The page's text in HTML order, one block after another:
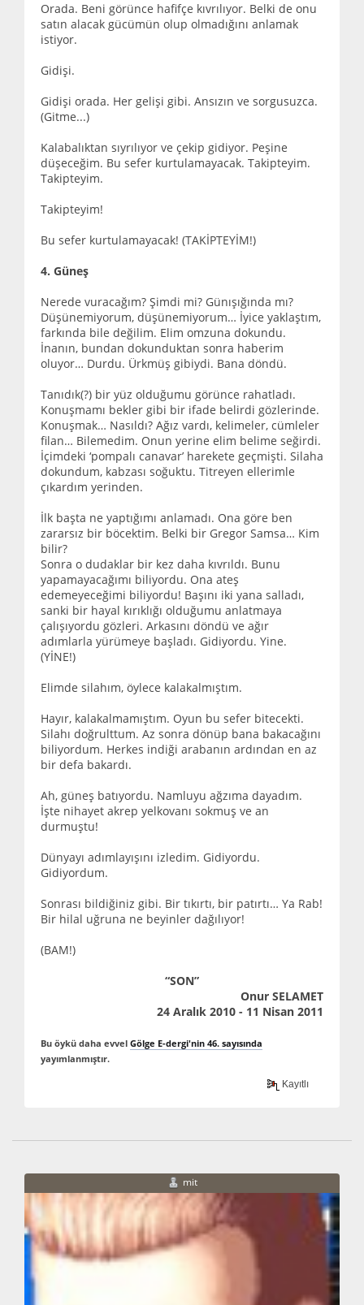
Orada. Beni görünce hafifçe kıvrılıyor. Belki de onu
satın alacak gücümün olup olmadığını anlamak
istiyor.
Gidişi.
Gidişi orada. Her gelişi gibi. Ansızın ve sorgusuzca.
(Gitme...)
Kalabalıktan sıyrılıyor ve çekip gidiyor. Peşine
düşeceğim. Bu sefer kurtulamayacak. Takipteyim.
Takipteyim.
Takipteyim!
Bu sefer kurtulamayacak! (TAKİPTEYİM!)
4. Güneş
Nerede vuracağım? Şimdi mi? Günışığında mı?
Düşünemiyorum, düşünemiyorum… İyice yaklaştım,
farkında bile değilim. Elim omzuna dokundu.
İnanın, bundan dokunduktan sonra haberim
oluyor… Durdu. Ürkmüş gibiydi. Bana döndü.
Tanıdık(?) bir yüz olduğumu görünce rahatladı.
Konuşmamı bekler gibi bir ifade belirdi gözlerinde.
Konuşmak… Nasıldı? Ağız vardı, kelimeler, cümleler
filan… Bilemedim. Onun yerine elim belime seğirdi.
İçimdeki ‘pompalı canavar’ harekete geçmişti. Silaha
dokundum, kabzası soğuktu. Titreyen ellerimle
çıkardım yerinden.
İlk başta ne yaptığımı anlamadı. Ona göre ben
zararsız bir böcektim. Belki bir Gregor Samsa… Kim
bilir?
Sonra o dudaklar bir kez daha kıvrıldı. Bunu
yapamayacağımı biliyordu. Ona ateş
edemeyeceğimi biliyordu! Başını iki yana salladı,
sanki bir hayal kırıklığı olduğumu anlatmaya
çalışıyordu gözleri. Arkasını döndü ve ağır
adımlarla yürümeye başladı. Gidiyordu. Yine.
(YİNE!)
Elimde silahım, öylece kalakalmıştım.
Hayır, kalakalmamıştım. Oyun bu sefer bitecekti.
Silahı doğrulttum. Az sonra dönüp bana bakacağını
biliyordum. Herkes indiği arabanın ardından en az
bir defa bakardı.
Ah, güneş batıyordu. Namluyu ağzıma dayadım.
İşte nihayet akrep yelkovanı sokmuş ve an
durmuştu!
Dünyayı adımlayışını izledim. Gidiyordu.
Gidiyordum.
Sonrası bildiğiniz gibi. Bir tıkırtı, bir patırtı… Ya Rab!
Bir hilal uğruna ne beyinler dağılıyor!
(BAM!)
“SON”
Onur SELAMET
24 ‎Aralık ‎2010 ‎- 11 Nisan 2011
Bu öykü daha evvel Gölge E-dergi'nin 46. sayısında
yayımlanmıştır.
Kayıtlı
mit